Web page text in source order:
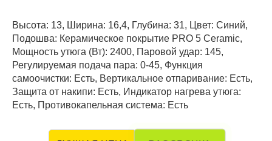
Высота: 13, Ширина: 16,4, Глубина: 31, Цвет: Синий,
Подошва: Керамическое покрытие PRO 5 Ceramic,
Мощность утюга (Вт): 2400, Паровой удар: 145,
Регулируемая подача пара: 0-45, Функция
самоочистки: Есть, Вертикальное отпаривание: Есть,
Защита от накипи: Есть, Индикатор нагрева утюга:
Есть, Противокапельная система: Есть